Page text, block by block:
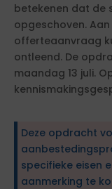
betekenen dat
opgeschoven.
offerteaanvraag
ontleend. De
maandag 13 juli.
Deze opdracht
specifieke eisen
aanmerking te